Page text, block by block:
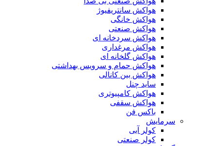
هواکش سانتریفیوژ
هواکش خانگی
هواکش صنعتی
هواکش سردخانه ای
هواکش مرغداری
هواکش گلخانه ای
هواکش حمام و سرویس بهداشتی
هواکش بین کانالی
ساید چنل
هواکش کامپیوتری
هواکش سقفی
باکس فن
سرمایش
کولر آبی
کولر صنعتی